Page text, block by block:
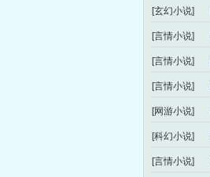
[玄幻小说]
[言情小说]
[言情小说]
[言情小说]
[网游小说]
[科幻小说]
[言情小说]